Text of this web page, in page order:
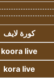
كورة لايف
koora live
kora live